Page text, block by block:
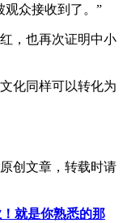
观众接收到了。”
，也再次证明中小
化同样可以转化为
创文章，转载时请
就是你熟悉的那